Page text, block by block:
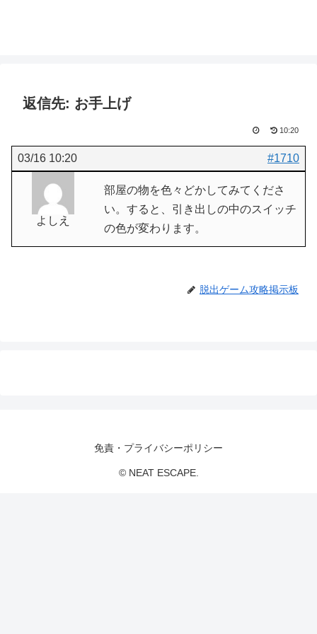
返信先: お手上げ
10:20
03/16 10:20 #1710
よしえ
部屋の物を色々どかしてみてくださ
い。すると、引き出しの中のスイッチ
の色が変わります。
脱出ゲーム攻略掲示板
免責・プライバシーポリシー
© NEAT ESCAPE.